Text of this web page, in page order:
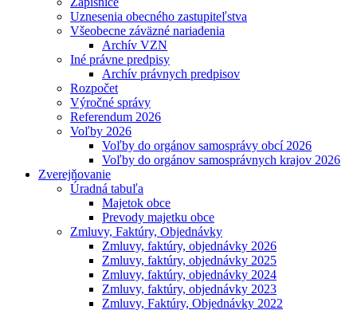
Uznesenia obecného zastupiteľstva
Všeobecne záväzné nariadenia
Archív VZN
Iné právne predpisy
Archív právnych predpisov
Rozpočet
Výročné správy
Referendum 2026
Voľby 2026
Voľby do orgánov samosprávy obcí 2026
Voľby do orgánov samosprávnych krajov 2026
Zverejňovanie
Úradná tabuľa
Majetok obce
Prevody majetku obce
Zmluvy, Faktúry, Objednávky
Zmluvy, faktúry, objednávky 2026
Zmluvy, faktúry, objednávky 2025
Zmluvy, faktúry, objednávky 2024
Zmluvy, faktúry, objednávky 2023
Zmluvy, Faktúry, Objednávky 2022